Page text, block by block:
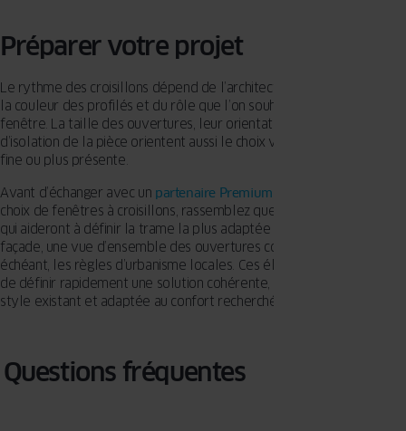
Préparer votre projet
Le rythme des croisillons dépend de l’architecture de la maison, de
la couleur des profilés et du rôle que l’on souhaite donner à chaque
fenêtre. La taille des ouvertures, leur orientation et les exigences
d’isolation de la pièce orientent aussi le choix vers une trame plus
fine ou plus présente.
Avant d’échanger avec un partenaire Premium
choix de fenêtres à croisillons, rassemblez quelques repères visuels
qui aideront à définir la trame la plus adaptée : des photos de la
façade, une vue d’ensemble des ouvertures concernées et, le cas
échéant, les règles d’urbanisme locales. Ces éléments permettent
de définir rapidement une solution cohérente, respectueuse du
style existant et adaptée au confort recherché.
Questions fréquentes